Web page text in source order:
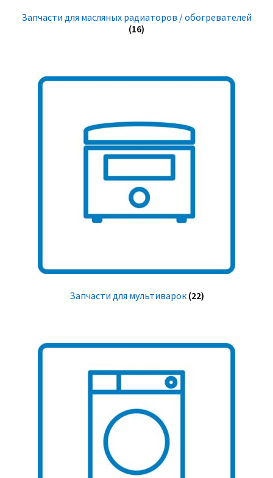
Запчасти для масляных радиаторов / обогревателей
(16)
Запчасти для мультиварок (22)